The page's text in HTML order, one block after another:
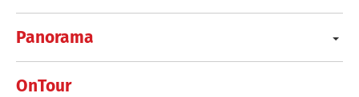
Panorama
OnTour